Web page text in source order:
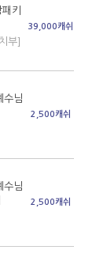
키
부]
39,000캐쉬
수님
2,500캐쉬
수님
2,500캐쉬